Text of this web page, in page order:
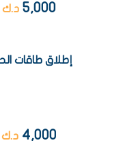
5,000 د.ك
إطلاق طاقات
4,000 د.ك